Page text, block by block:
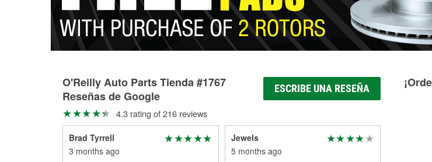
O'Reilly Auto Parts Tienda #1767
Reseñas de Google
ESCRIBE UNA RESEÑA
4.3 rating of 216 reviews
Brad Tyrrell
3 months ago
Jewels
5 months ago